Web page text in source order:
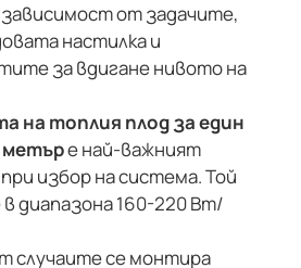
зависимост от задачите,
настилка и
за вдигане нивото на
на топлия плод за един
метъре най-важният
избор на система. Той
в диапазона 160-220 Вт/
случаите се монтира